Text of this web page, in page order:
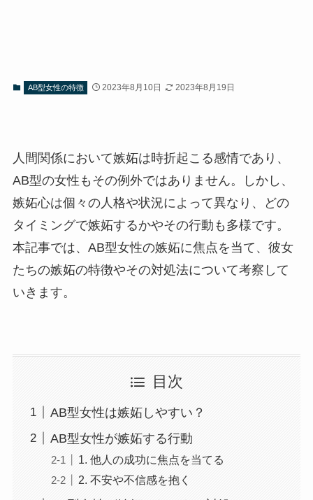
AB型女性の特徴 2023年8月10日 2023年8月19日
人間関係において嫉妬は時折起こる感情であり、
AB型の女性もその例外ではありません。しかし、
嫉妬心は個々の人格や状況によって異なり、どの
タイミングで嫉妬するかやその行動も多様です。
本記事では、AB型女性の嫉妬に焦点を当て、彼女
たちの嫉妬の特徴やその対処法について考察して
いきます。
目次
AB型女性は嫉妬しやすい？
AB型女性が嫉妬する行動
1. 他人の成功に焦点を当てる
2. 不安や不信感を抱く